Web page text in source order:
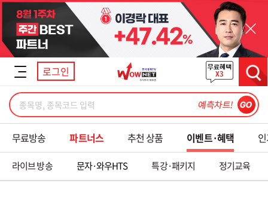
닫기
로그인
무료방송 파트너스 추천 상품 이벤트·혜택
라이브 방송 문자·와우HTS 특강·패키지 정기교육